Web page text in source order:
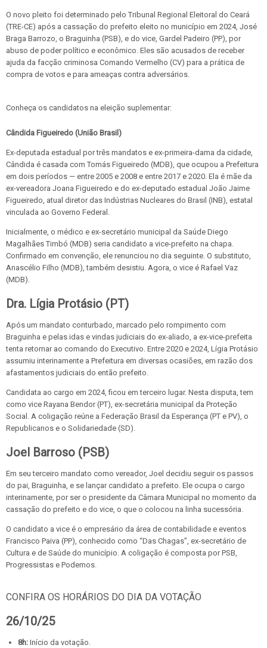
O novo pleito foi determinado pelo Tribunal Regional Eleitoral do Ceará
(TRE-CE) após a cassação do prefeito eleito no município em 2024, José
Braga Barrozo, o Braguinha (PSB), e do vice, Gardel Padeiro (PP), por
abuso de poder político e econômico. Eles são acusados de receber
ajuda da facção criminosa Comando Vermelho (CV) para a prática de
compra de votos e para ameaças contra adversários.
Conheça os candidatos na eleição suplementar:
Cândida Figueiredo (União Brasil)
Ex-deputada estadual por três mandatos e ex-primeira-dama da cidade,
Cândida é casada com Tomás Figueiredo (MDB), que ocupou a Prefeitura
em dois períodos — entre 2005 e 2008 e entre 2017 e 2020. Ela é mãe da
ex-vereadora Joana Figueiredo e do ex-deputado estadual João Jaime
Figueiredo, atual diretor das Indústrias Nucleares do Brasil (INB), estatal
vinculada ao Governo Federal.
Inicialmente, o médico e ex-secretário municipal da Saúde Diego
Magalhães Timbó (MDB) seria candidato a vice-prefeito na chapa.
Confirmado em convenção, ele renunciou no dia seguinte. O substituto,
Anascélio Filho (MDB), também desistiu. Agora, o vice é Rafael Vaz
(MDB).
Dra. Lígia Protásio (PT)
Após um mandato conturbado, marcado pelo rompimento com
Braguinha e pelas idas e vindas judiciais do ex-aliado, a ex-vice-prefeita
tenta retornar ao comando do Executivo. Entre 2020 e 2024, Lígia Protásio
assumiu interinamente a Prefeitura em diversas ocasiões, em razão dos
afastamentos judiciais do então prefeito.
Candidata ao cargo em 2024, ficou em terceiro lugar. Nesta disputa, tem
como vice Rayana Bendor (PT), ex-secretária municipal da Proteção
Social. A coligação reúne a Federação Brasil da Esperança (PT e PV), o
Republicanos e o Solidariedade (SD).
Joel Barroso (PSB)
Em seu terceiro mandato como vereador, Joel decidiu seguir os passos
do pai, Braguinha, e se lançar candidato a prefeito. Ele ocupa o cargo
interinamente, por ser o presidente da Câmara Municipal no momento da
cassação do prefeito e do vice, o que o colocou na linha sucessória.
O candidato a vice é o empresário da área de contabilidade e eventos
Francisco Paiva (PP), conhecido como “Das Chagas”, ex-secretário de
Cultura e de Saúde do município. A coligação é composta por PSB,
Progressistas e Podemos.
CONFIRA OS HORÁRIOS DO DIA DA VOTAÇÃO
26/10/25
8h: Início da votação.